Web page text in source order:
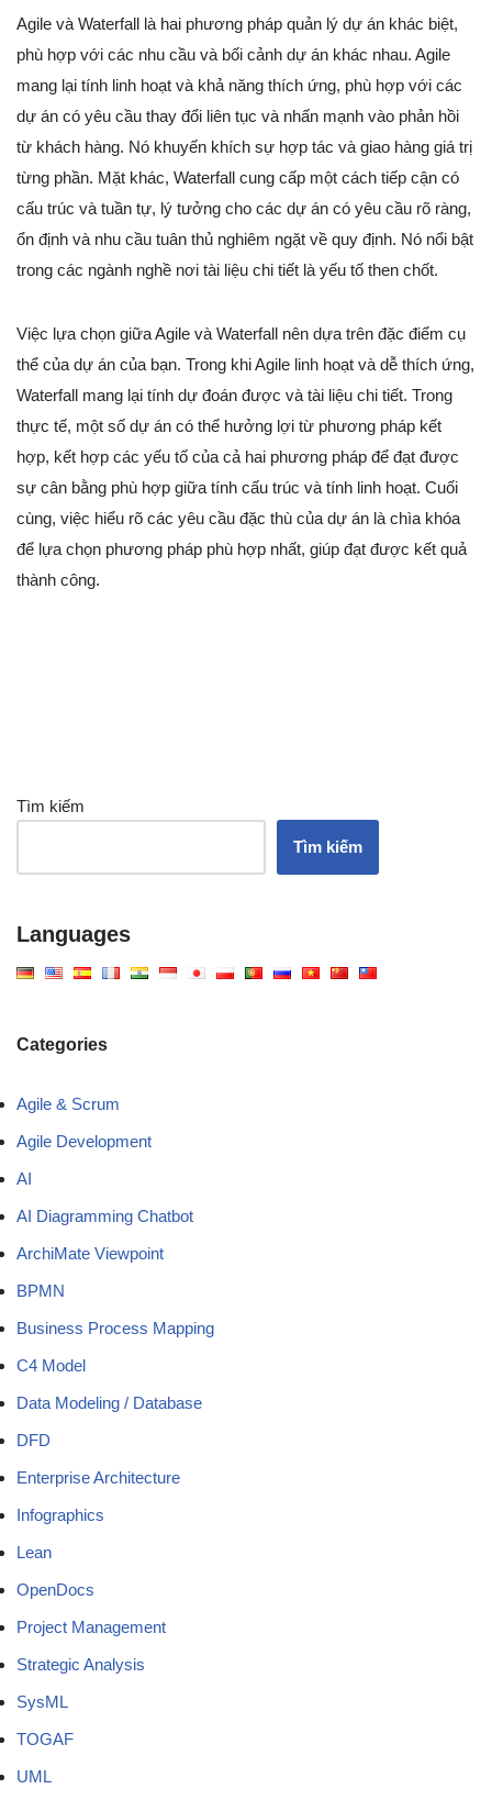
Agile và Waterfall là hai phương pháp quản lý dự án khác biệt,
phù hợp với các nhu cầu và bối cảnh dự án khác nhau. Agile
mang lại tính linh hoạt và khả năng thích ứng, phù hợp với các
dự án có yêu cầu thay đổi liên tục và nhấn mạnh vào phản hồi
từ khách hàng. Nó khuyến khích sự hợp tác và giao hàng giá trị
từng phần. Mặt khác, Waterfall cung cấp một cách tiếp cận có
cấu trúc và tuần tự, lý tưởng cho các dự án có yêu cầu rõ ràng,
ổn định và nhu cầu tuân thủ nghiêm ngặt về quy định. Nó nổi bật
trong các ngành nghề nơi tài liệu chi tiết là yếu tố then chốt.
Việc lựa chọn giữa Agile và Waterfall nên dựa trên đặc điểm cụ
thể của dự án của bạn. Trong khi Agile linh hoạt và dễ thích ứng,
Waterfall mang lại tính dự đoán được và tài liệu chi tiết. Trong
thực tế, một số dự án có thể hưởng lợi từ phương pháp kết
hợp, kết hợp các yếu tố của cả hai phương pháp để đạt được
sự cân bằng phù hợp giữa tính cấu trúc và tính linh hoạt. Cuối
cùng, việc hiểu rõ các yêu cầu đặc thù của dự án là chìa khóa
để lựa chọn phương pháp phù hợp nhất, giúp đạt được kết quả
thành công.
Tìm kiếm
Tìm kiếm
Languages
Categories
Agile & Scrum
Agile Development
AI
AI Diagramming Chatbot
ArchiMate Viewpoint
BPMN
Business Process Mapping
C4 Model
Data Modeling / Database
DFD
Enterprise Architecture
Infographics
Lean
OpenDocs
Project Management
Strategic Analysis
SysML
TOGAF
UML